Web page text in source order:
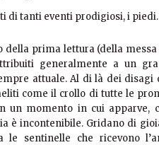
di tanti eventi prodigiosi, i piedi.
della prima lettura (della
generalmente a un
attuale. Al di là dei disagi
come il crollo di tutte le
un momento in cui apparve,
è incontenibile. Gridano di
le sentinelle che ricevono